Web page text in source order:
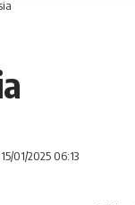
01/2025 06:13